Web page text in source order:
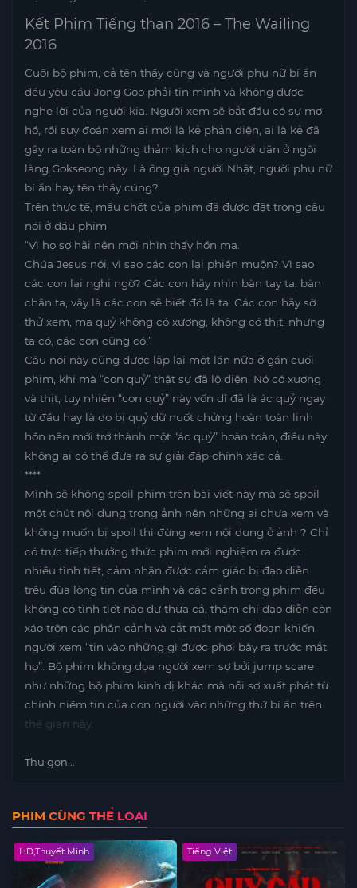
Kết Phim Tiếng than 2016 – The Wailing
2016
Cuối bộ phim, cả tên thầy cũng và người phụ nữ bí ẩn
đều yêu cầu Jong Goo phải tin mình và không được
nghe lời của người kia. Người xem sẽ bắt đầu có sự mơ
hồ, rồi suy đoán xem ai mới là kẻ phản diện, ai là kẻ đã
gây ra toàn bộ những thảm kịch cho người dân ở ngôi
làng Gokseong này. Là ông già người Nhật, người phụ nữ
bí ẩn hay tên thầy cúng?
Trên thực tế, mấu chốt của phim đã được đặt trong câu
nói ở đầu phim
“Vì họ sợ hãi nên mới nhìn thấy hồn ma.
Chúa Jesus nói, vì sao các con lại phiền muộn? Vì sao
các con lại nghi ngờ? Các con hãy nhìn bàn tay ta, bàn
chân ta, vậy là các con sẽ biết đó là ta. Các con hãy sờ
thử xem, ma quỷ không có xương, không có thịt, nhưng
ta có, các con cũng có.”
Câu nói này cũng được lặp lại một lần nữa ở gần cuối
phim, khi mà “con quỷ” thật sự đã lộ diện. Nó có xương
và thịt, tuy nhiên “con quỷ” này vốn dĩ đã là ác quỷ ngay
từ đầu hay là do bị quỷ dữ nuốt chửng hoàn toàn linh
hồn nên mới trở thành một “ác quỷ” hoàn toàn, điều này
không ai có thể đưa ra sự giải đáp chính xác cả.
****
Mình sẽ không spoil phim trên bài viết này mà sẽ spoil
một chút nội dung trong ảnh nên những ai chưa xem và
không muốn bị spoil thì đừng xem nội dung ở ảnh ? Chỉ
có trực tiếp thưởng thức phim mới nghiệm ra được
nhiều tình tiết, cảm nhận được cảm giác bị đạo diễn
trêu đùa lòng tin của mình và các cảnh trong phim đều
không có tình tiết nào dư thừa cả, thậm chí đạo diễn còn
xáo trộn các phân cảnh và cắt mất một số đoạn khiến
người xem “tin vào những gì được phơi bày ra trước mắt
họ”. Bộ phim không dọa người xem sợ bởi jump scare
như những bộ phim kinh dị khác mà nỗi sợ xuất phát từ
chính niềm tin của con người vào những thứ bí ẩn trên
thế gian này.
Thu gọn...
PHIM CÙNG THỂ LOẠI
HD,Thuyết Minh Tiếng Việt